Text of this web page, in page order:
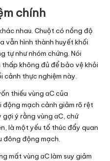
chính
nhau. Chuột có nồng độ
vẫn hình thành huyết khối
tự như nhóm chứng. Nói
không đủ để bảo vệ khỏi
cảnh thực nghiệm này.
thiếu vùng αC của
mạch cảnh giảm rõ rệt
ý rằng vùng αC, chứ
là một yếu tố thúc đẩy quan
đông động mạch.
mất vùng αC làm suy giảm